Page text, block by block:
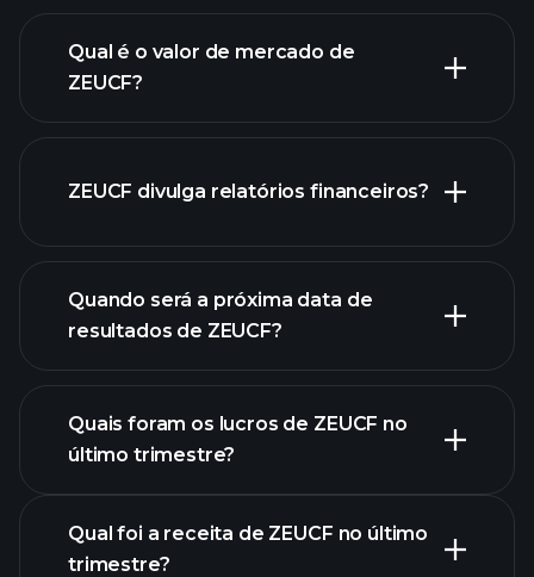
de ZEUCF.
Qual é o valor de mercado de
ZEUCF?
lista de ações
ZEUCF divulga relatórios financeiros?
finanças
de ZEUCF
Quando será a próxima data de
resultados de ZEUCF?
Quais foram os lucros de ZEUCF no
último trimestre?
Qual foi a receita de ZEUCF no último
trimestre?